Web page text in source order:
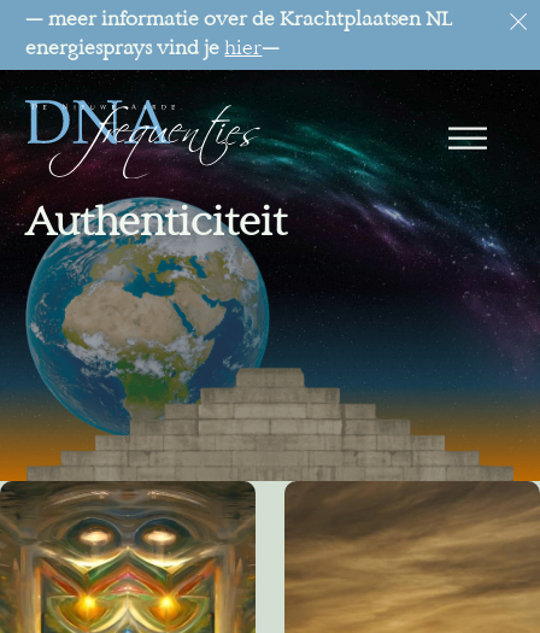
— meer informatie over de Krachtplaatsen NL
energiesprays vind jehier—
Authenticiteit